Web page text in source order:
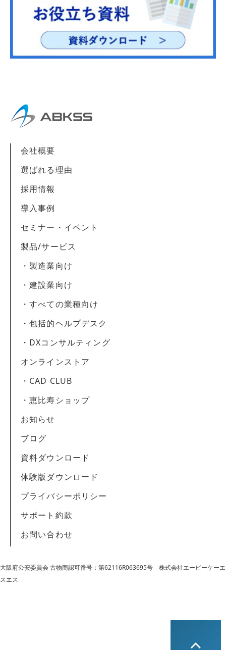
会社概要
選ばれる理由
採用情報
導入事例
セミナー・イベント
製品/サービス
・製造業向け
・建設業向け
・すべての業種向け
・包括的ヘルプデスク
・DXコンサルティング
オンラインストア
・CAD CLUB
・恵比寿ショップ
お知らせ
ブログ
資料ダウンロード
体験版ダウンロード
プライバシーポリシー
サポート約款
お問い合わせ
大阪府公安委員会 古物商認可番号：第62116R063695号 株式会社エービーケーエ
スエス